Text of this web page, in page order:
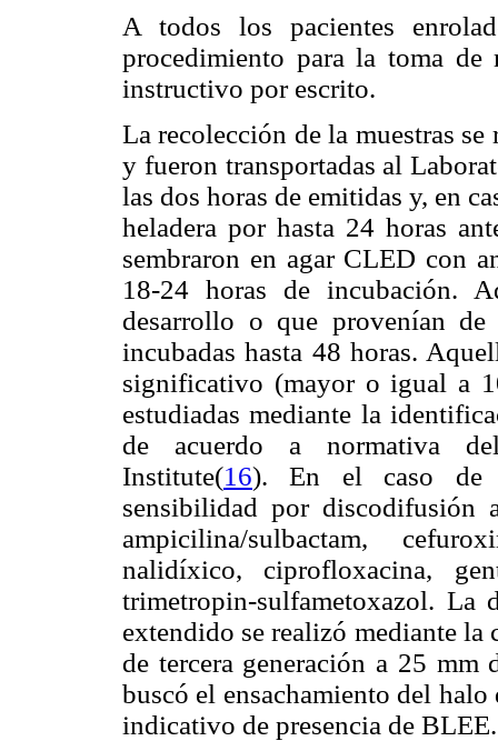
A todos los pacientes
procedimiento para la toma
instructivo por escrito.
La recolección de la muestras
y fueron transportadas al
las dos horas de emitidas y, en
heladera por hasta 24 horas
sembraron en agar CLED con
18-24 horas de incubación.
desarrollo o que provenían de
incubadas hasta 48 horas.
significativo (mayor o igual a
estudiadas mediante la
de acuerdo a normativa
Institute(16). En el caso de
sensibilidad por discodifusión
ampicilina/sulbactam,
nalidíxico, ciprofloxacina,
trimetropin-sulfametoxazol. La
extendido se realizó mediante
de tercera generación a 25
buscó el ensachamiento del
indicativo de presencia de BLEE.